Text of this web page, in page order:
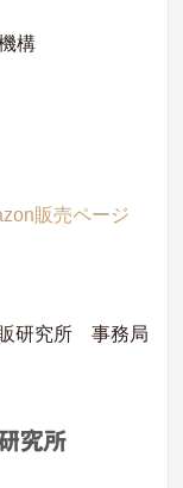
構
販売ページ
研究所 事務局